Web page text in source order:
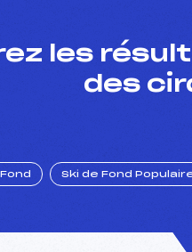
les
des
Ski de Fond